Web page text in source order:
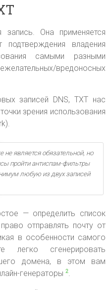
Она применяется
владения
самыми разными
вредоносных
записей DNS, TXT нас
зрения использования
не является обязательной, но
пройти антиспам-фильтры
любую из двух записей
— определить список
отправлять почту от
в особенности самого
легко сгенерировать
домена, в этом вам
генераторы 2